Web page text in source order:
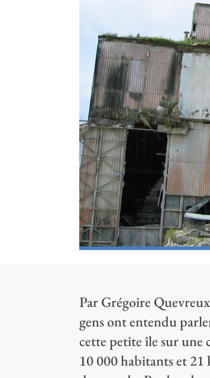
Par Grégoire
gens ont entendu
cette petite île sur une
10 000 habitants et